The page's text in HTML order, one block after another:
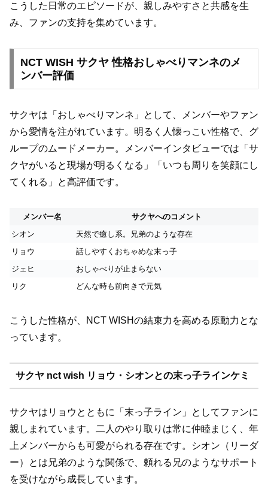
こうした日常のエピソードが、親しみやすさと共感を生
み、ファンの支持を集めています。
NCT WISH サクヤ 性格おしゃべりマンネのメ
ンバー評価
サクヤは「おしゃべりマンネ」として、メンバーやファン
から愛情を注がれています。明るく人懐っこい性格で、グ
ループのムードメーカー。メンバーインタビューでは「サ
クヤがいると現場が明るくなる」「いつも周りを笑顔にし
てくれる」と高評価です。
メンバー名
サクヤへのコメント
シオン
天然で癒し系。兄弟のような存在
リョウ
話しやすくおちゃめな末っ子
ジェヒ
おしゃべりが止まらない
リク
どんな時も前向きで元気
こうした性格が、NCT WISHの結束力を高める原動力とな
っています。
サクヤ nct wish リョウ・シオンとの末っ子ラインケミ
サクヤはリョウとともに「末っ子ライン」としてファンに
親しまれています。二人のやり取りは常に仲睦まじく、年
上メンバーからも可愛がられる存在です。シオン（リーダ
ー）とは兄弟のような関係で、頼れる兄のようなサポート
を受けながら成長しています。